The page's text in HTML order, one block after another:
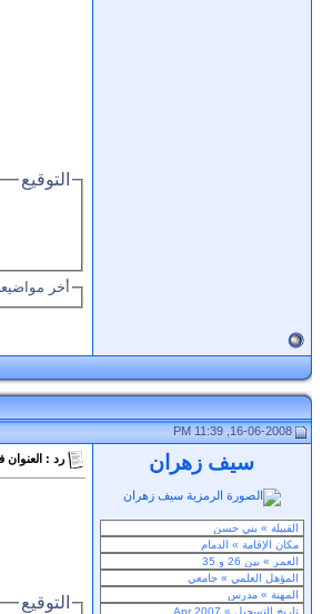
التوقيع
أخر
16-06-2008, 11:39 PM
سيف زهران رد :
التوقيع